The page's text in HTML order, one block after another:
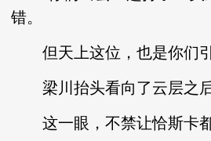
错。
但天上这位，也是你们引
梁川抬头看向了云层之后
这一眼，不禁让恰斯卡都